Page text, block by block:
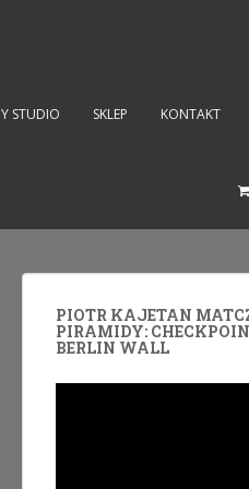
STUDIO SKLEP KONTAKT
PIOTR KAJETAN
PIRAMIDY:
BERLIN WALL